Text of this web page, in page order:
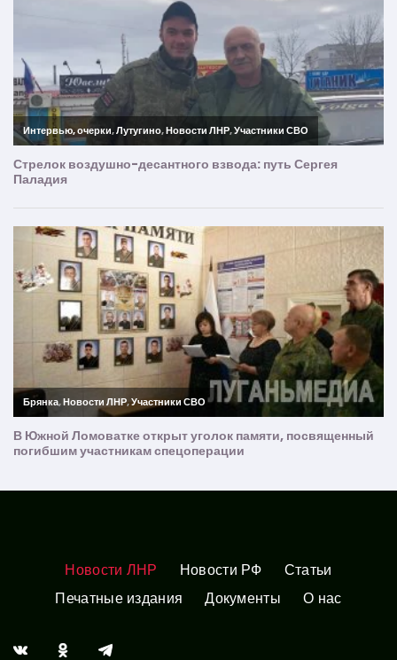
Новости ЛНР Новости РФ
Статьи
Печатные издания
Документы О нас